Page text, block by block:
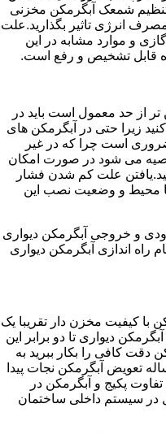
شمعک آبگرمکن مخزنی
انرژی تاثیر بگذارید.علت
و موارد مشابه در این
قابل تشخیص و رفع است.
از حد معمول است باید در
زیرا حتی در آبگرمکن های
است چرا که در غیر
می شود در صورت امکان
علت کم شدن فشار
محیط و وضعیت نصب این
و خروجی آبگرمکن دیواری
راه اندازی آبگرمکن دیواری
کیفیت مخزن دار تقریبا یک
دیواری تا دو برابر این
دقت کافی را بکار ببرید به
تعویض آبگرمکن نجات پیدا
پکیج و آبگرمکن در
در سیستم داخلی ساختمان